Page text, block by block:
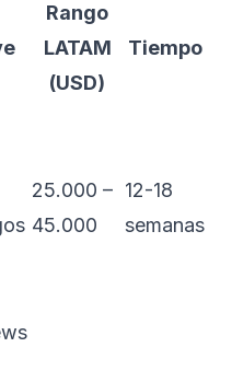
Rango
LATAM
(USD)
Tiempo
25.000 –
45.000
12-18
semanas